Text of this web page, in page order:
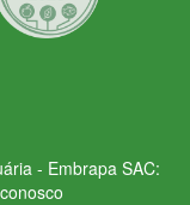
- Embrapa SAC: